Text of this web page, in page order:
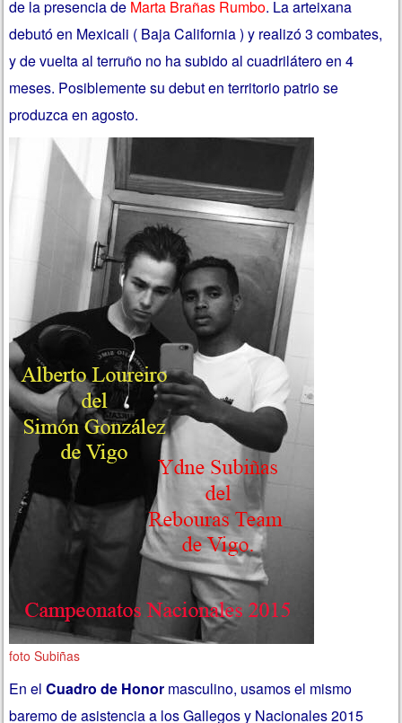
de la presencia de Marta Brañas Rumbo. La arteixana
debutó en Mexicali ( Baja California ) y realizó 3 combates,
y de vuelta al terruño no ha subido al cuadrilátero en 4
meses. Posiblemente su debut en territorio patrio se
produzca en agosto.
foto Subiñas
En elCuadro de Honor masculino, usamos el mismo
baremo de asistencia a los Gallegos y Nacionales 2015